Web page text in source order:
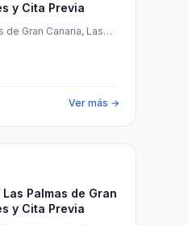
y Cita Previa
de Gran Canaria, Las
Ver más →
Palmas de Gran
y Cita Previa